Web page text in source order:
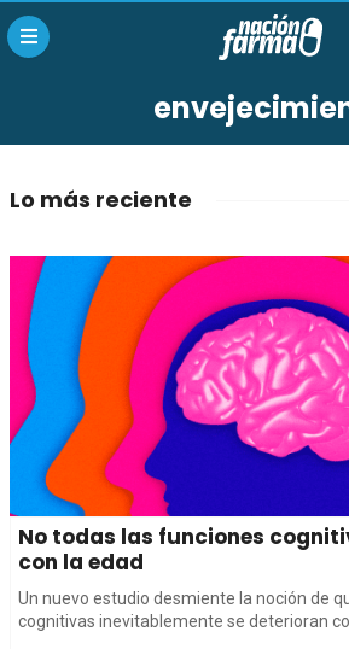
Lo más reciente
No todas las funciones
con la edad
Un nuevo estudio desmiente la noción de
cognitivas inevitablemente se deterioran